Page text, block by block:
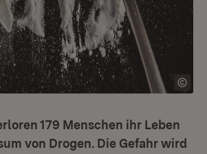
179 Menschen ihr Leben
von Drogen. Die Gefahr wird